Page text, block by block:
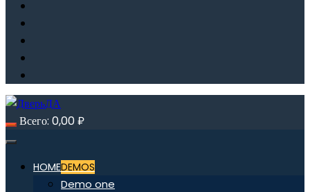
Всего: 0,00₽
HOMEDEMOS
Demo one